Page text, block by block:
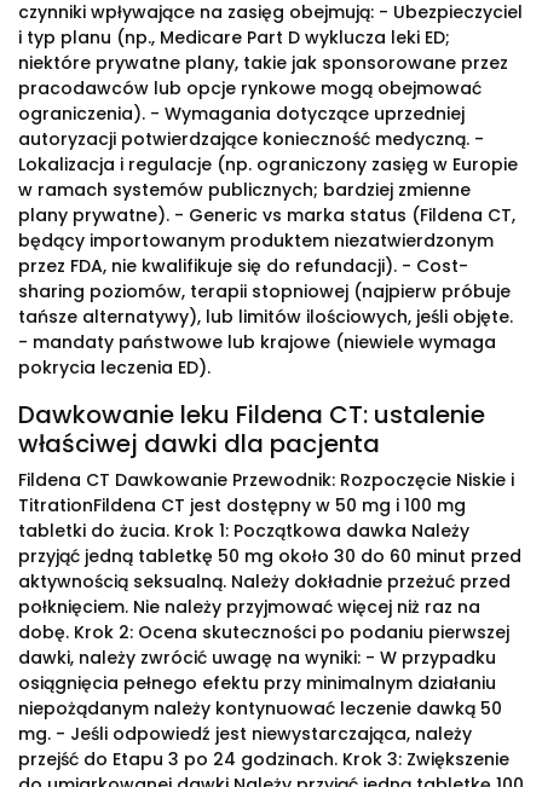
czynniki wpływające na zasięg obejmują: - Ubezpieczyciel
i typ planu (np., Medicare Part D wyklucza leki ED;
niektóre prywatne plany, takie jak sponsorowane przez
pracodawców lub opcje rynkowe mogą obejmować
ograniczenia). - Wymagania dotyczące uprzedniej
autoryzacji potwierdzające konieczność medyczną. -
Lokalizacja i regulacje (np. ograniczony zasięg w Europie
w ramach systemów publicznych; bardziej zmienne
plany prywatne). - Generic vs marka status (Fildena CT,
będący importowanym produktem niezatwierdzonym
przez FDA, nie kwalifikuje się do refundacji). - Cost-
sharing poziomów, terapii stopniowej (najpierw próbuje
tańsze alternatywy), lub limitów ilościowych, jeśli objęte.
- mandaty państwowe lub krajowe (niewiele wymaga
pokrycia leczenia ED).
Dawkowanie leku Fildena CT: ustalenie
właściwej dawki dla pacjenta
Fildena CT Dawkowanie Przewodnik: Rozpoczęcie Niskie i
TitrationFildena CT jest dostępny w 50 mg i 100 mg
tabletki do żucia. Krok 1: Początkowa dawka Należy
przyjąć jedną tabletkę 50 mg około 30 do 60 minut przed
aktywnością seksualną. Należy dokładnie przeżuć przed
połknięciem. Nie należy przyjmować więcej niż raz na
dobę. Krok 2: Ocena skuteczności po podaniu pierwszej
dawki, należy zwrócić uwagę na wyniki: - W przypadku
osiągnięcia pełnego efektu przy minimalnym działaniu
niepożądanym należy kontynuować leczenie dawką 50
mg. - Jeśli odpowiedź jest niewystarczająca, należy
przejść do Etapu 3 po 24 godzinach. Krok 3: Zwiększenie